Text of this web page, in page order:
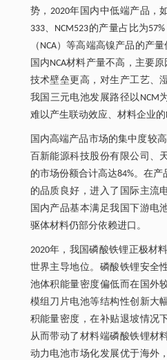
势，2020年国内中低端产品，
333、NCM523的产量占比为
（NCA）等高端高镍产品的产
国内NCA材料产量不高，主要
技术壁垒更高，对生产工艺、
我国三元电池发展路径以NCM
难以产生联动效应、材料企业的
国内高端产品市场的集中度较
百新能源科技股份有限公司、
的市场份额合计高达84%。在
的品质良好，进入了国际主流
国内产品基本满足我国下游电
驱体材料仍部分依赖进口。
2020年，我国磷酸铁锂正极材
世界主导地位。磷酸铁锂安全
池体积能量密度偏低而在国外
模组刀片电池等结构性创新大
积能量密度，在补贴退坡情况
从而带动了材料端磷酸铁锂材
动力电池市场化发展优于海外